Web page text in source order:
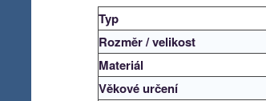
Typ
Rozměr / velikost
Materiál
Věkové určení